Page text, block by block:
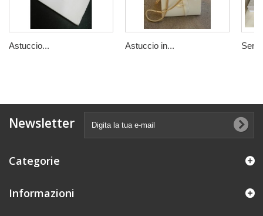
Astuccio... Astuccio in...
Newsletter
Categorie
Informazioni